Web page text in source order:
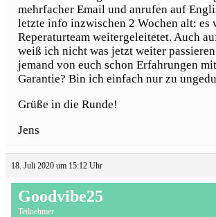
mehrfacher Email und anrufen auf
letzte info inzwischen 2 Wochen alt: es
Reperaturteam weitergeleitetet. Auch
weiß ich nicht was jetzt weiter
jemand von euch schon Erfahrungen
Garantie? Bin ich einfach nur zu
Grüße in die Runde!
Jens
18. Juli 2020 um 15:12 Uhr
Goodvibe25
Teilnehmer